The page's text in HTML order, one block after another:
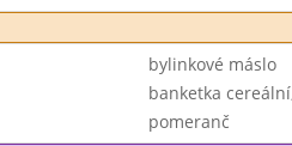
bylinkové máslo
banketka
pomeranč